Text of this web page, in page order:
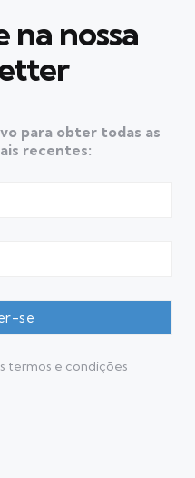
na nossa
para obter todas as
recentes:
termos e condições